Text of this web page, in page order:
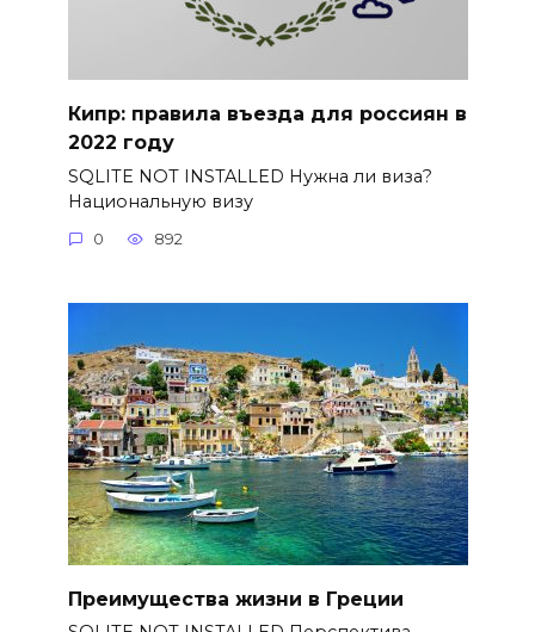
Кипр: правила въезда для россиян в
2022 году
SQLITE NOT INSTALLED Нужна ли виза?
Национальную визу
0 892
Преимущества жизни в Греции